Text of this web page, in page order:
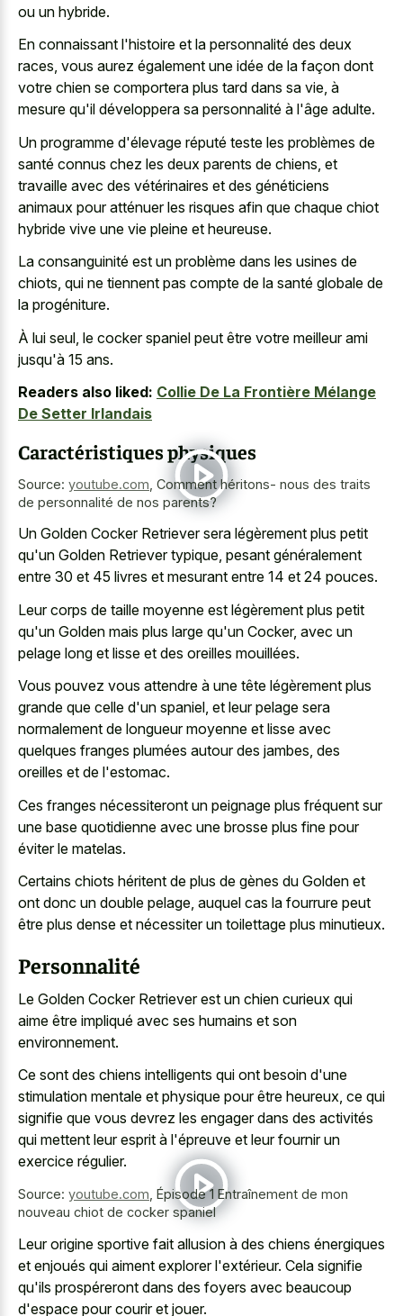
ou un hybride.
En connaissant l'histoire et la personnalité des deux
races, vous aurez également une idée de la façon dont
votre chien se comportera plus tard dans sa vie, à
mesure qu'il développera sa personnalité à l'âge adulte.
Un programme d'élevage réputé teste les problèmes de
santé connus chez les deux parents de chiens, et
travaille avec des vétérinaires et des généticiens
animaux pour atténuer les risques afin que chaque chiot
hybride vive une vie pleine et heureuse.
La consanguinité est un problème dans les usines de
chiots, qui ne tiennent pas compte de la santé globale de
la progéniture.
À lui seul, le cocker spaniel peut être votre meilleur ami
jusqu'à 15 ans.
Readers also liked: Collie De La Frontière Mélange
De Setter Irlandais
Caractéristiques physiques
Source: youtube.com Comment héritons- nous des traits
de personnalité de nos parents?
Un Golden Cocker Retriever sera légèrement plus petit
qu'un Golden Retriever typique, pesant généralement
entre 30 et 45 livres et mesurant entre 14 et 24 pouces.
Leur corps de taille moyenne est légèrement plus petit
qu'un Golden mais plus large qu'un Cocker, avec un
pelage long et lisse et des oreilles mouillées.
Vous pouvez vous attendre à une tête légèrement plus
grande que celle d'un spaniel, et leur pelage sera
normalement de longueur moyenne et lisse avec
quelques franges plumées autour des jambes, des
oreilles et de l'estomac.
Ces franges nécessiteront un peignage plus fréquent sur
une base quotidienne avec une brosse plus fine pour
éviter le matelas.
Certains chiots héritent de plus de gènes du Golden et
ont donc un double pelage, auquel cas la fourrure peut
être plus dense et nécessiter un toilettage plus minutieux.
Personnalité
Le Golden Cocker Retriever est un chien curieux qui
aime être impliqué avec ses humains et son
environnement.
Ce sont des chiens intelligents qui ont besoin d'une
stimulation mentale et physique pour être heureux, ce qui
signifie que vous devrez les engager dans des activités
qui mettent leur esprit à l'épreuve et leur fournir un
exercice régulier.
Source: youtube.com Épisode 1 Entraînement de mon
nouveau chiot de cocker spaniel
Leur origine sportive fait allusion à des chiens énergiques
et enjoués qui aiment explorer l'extérieur. Cela signifie
qu'ils prospéreront dans des foyers avec beaucoup
d'espace pour courir et jouer.